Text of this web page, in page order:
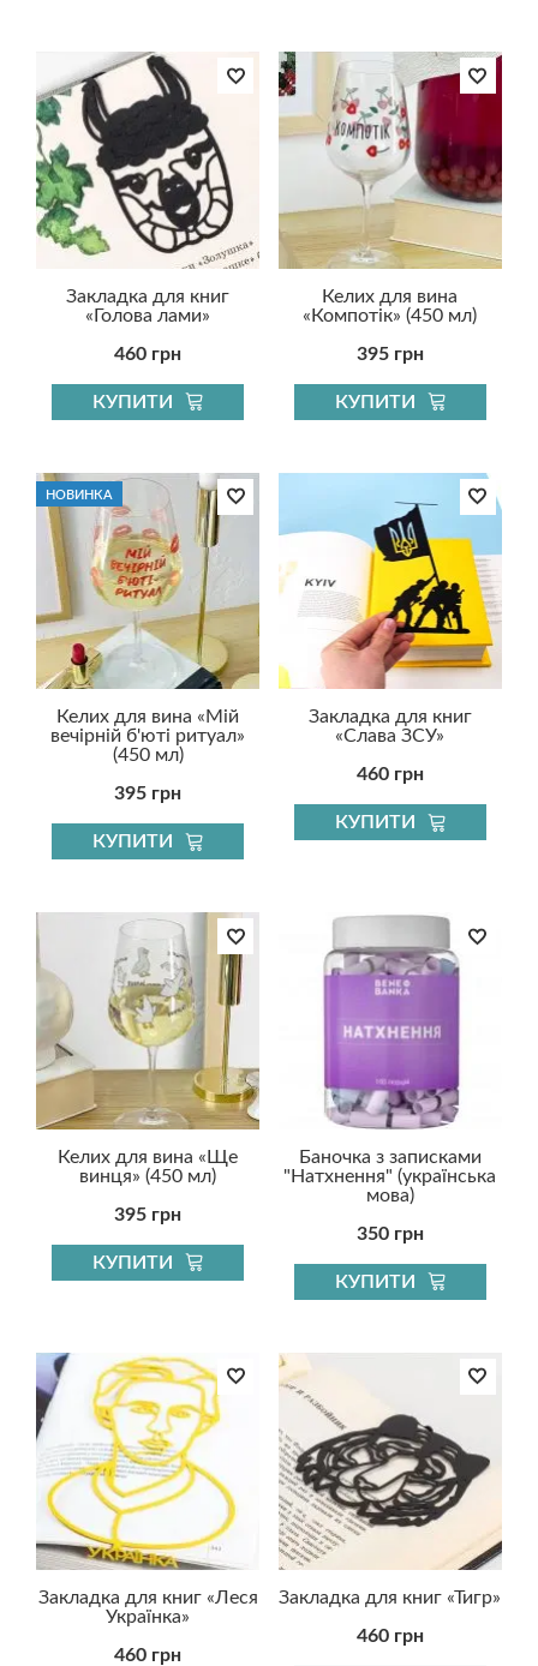
Закладка для книг
«Голова лами»
460 грн
КУПИТИ
Келих для вина
«Компотік» (450 мл)
395 грн
КУПИТИ
НОВИНКА
Келих для вина «Мій
вечірній б'юті ритуал»
(450 мл)
395 грн
КУПИТИ
Закладка для книг
«Слава ЗСУ»
460 грн
КУПИТИ
Келих для вина «Ще
винця» (450 мл)
395 грн
КУПИТИ
Баночка з записками
"Натхнення" (українська
мова)
350 грн
КУПИТИ
Закладка для книг «Леся
Українка»
460 грн
Закладка для книг «Тигр»
460 грн